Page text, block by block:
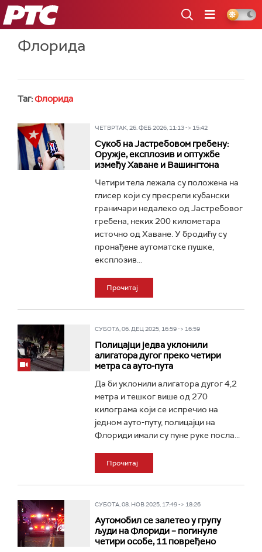
РТС
Флорида
Таг:Флорида
ЧЕТВРТАК, 26. ФЕБ 2026, 11:13 -> 15:42
Сукоб на Јастребовом гребену:
Оружје, експлозив и оптужбе
између Хаване и Вашингтона
Четири тела лежала су положена на
глисер који су пресрели кубански
граничари недалеко од Јастребовог
гребена, неких 200 километара
источно од Хаване. У бродићу су
пронађене аутоматске пушке,
експлозив...
Прочитај
СУБОТА, 06. ДЕЦ 2025, 16:59 -> 16:59
Полицајци једва уклонили
алигатора дугог преко четири
метра са ауто-пута
Да би уклонили алигатора дугог 4,2
метра и тешког више од 270
килограма који се испречио на
једном ауто-путу, полицајци на
Флориди имали су пуне руке посла...
Прочитај
СУБОТА, 08. НОВ 2025, 17:49 -> 18:26
Аутомобил се залетео у групу
људи на Флориди – погинуле
четири особе, 11 повређено